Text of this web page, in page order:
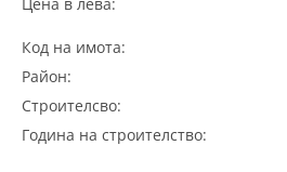
Цена в лева:
Код на имота:
Район:
Строителсво:
Година на строителство: